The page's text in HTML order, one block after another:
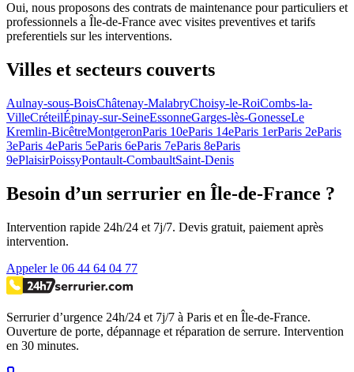
Oui, nous proposons des contrats de maintenance pour particuliers et
professionnels a Île-de-France avec visites preventives et tarifs
preferentiels sur les interventions.
Villes et secteurs couverts
Aulnay-sous-BoisChâtenay-MalabryChoisy-le-RoiCombs-la-
VilleCréteilÉpinay-sur-SeineEssonneGarges-lès-GonesseLe
Kremlin-BicêtreMontgeronParis 10eParis 14eParis 1erParis 2eParis
3eParis 4eParis 5eParis 6eParis 7eParis 8eParis
9ePlaisirPoissyPontault-CombaultSaint-Denis
Besoin d’un serrurier en Île-de-France ?
Intervention rapide 24h/24 et 7j/7. Devis gratuit, paiement après
intervention.
Appeler le 06 44 64 04 77
Serrurier d’urgence 24h/24 et 7j/7 à Paris et en Île-de-France.
Ouverture de porte, dépannage et réparation de serrure. Intervention
en 30 minutes.